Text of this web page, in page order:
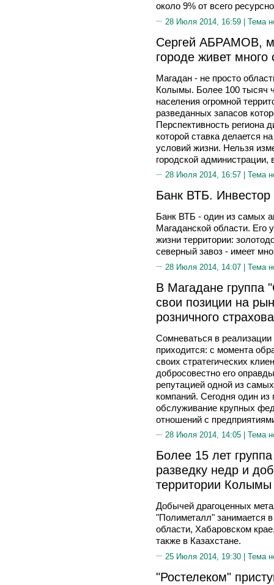
около 9% от всего
28 Июля 2014, 16:59 | Тема
Сергей АБРАМОВ,
городе живет
Магадан - не просто
Колымы. Более 100 тысяч
населения огромной
разведанных запасов
Перспективность региона
которой ставка делается
условий жизни. Нельзя
городской администрации,
28 Июля 2014, 16:57 | Тема
Банк ВТБ. Инвестор
Банк ВТБ - один из самых
Магаданской области.
жизни территории:
северный завоз - имеет
28 Июля 2014, 14:07 | Тема
В Магадане группа
свои позиции на
розничного
Сомневаться в
приходится: с момента
своих стратегических
добросовестно его
репутацией одной из
компаний. Сегодня один
обслуживание крупных
отношений с
28 Июля 2014, 14:05 | Тема
Более 15 лет
разведку недр и
территории Колымы
Добычей драгоценных
"Полиметалл" занимается
области, Хабаровском
также в Казахстане.
25 Июля 2014, 19:30 | Тема
"Ростелеком"